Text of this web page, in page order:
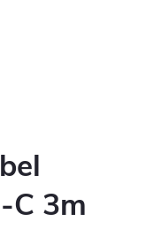
C 3m